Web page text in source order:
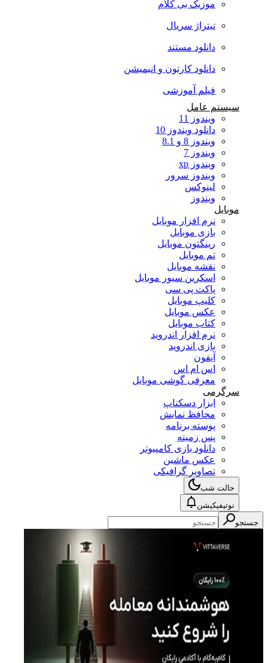
موزیک بی کلام
تیتراژ سریال
دانلود مستند
دانلود کارتون و انیمیشن
فیلم آموزشی
سیستم عامل
ویندوز 11
دانلود ویندوز 10
ویندوز 8 و 8.1
ویندوز 7
ویندوز xp
ویندوز سرور
لینوکس
ویندوز
موبایل
نرم افزار موبایل
بازی موبایل
رینگتون موبایل
تم موبایل
نقشه موبایل
اسکرین سیور موبایل
پاکت پی سی
کلیپ موبایل
عکس موبایل
کتاب موبایل
نرم افزار اندروید
بازی اندروید
آیفون
اس ام اس
معرفی گوشی موبایل
سرگرمی
ابزار دسکتاپ
محافظ نمایش
پوسته برنامه
پس زمینه
دانلود بازی کامپیوتر
عکس ماشین
تصاویر گرافیکی
حالت شب
نوتیفیکیشن
جستجو